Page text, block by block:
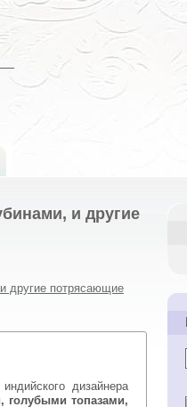
и другие
другие потрясающие
дизайнера
голубыми топазами,